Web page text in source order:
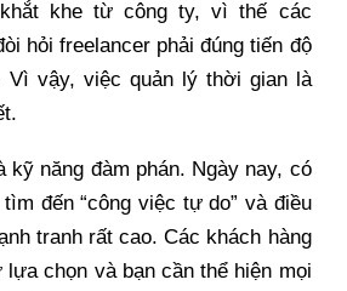
khe từ công ty, vì thế các
hỏi freelancer phải đúng tiến độ
Vì vậy, việc quản lý thời gian là
kỹ năng đàm phán. Ngày nay, có
đến “công việc tự do” và điều
tranh rất cao. Các khách hàng
chọn và bạn cần thể hiện mọi